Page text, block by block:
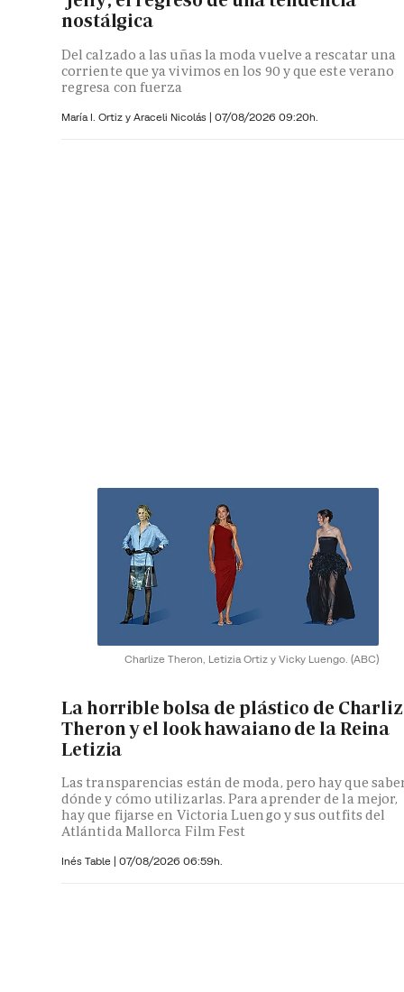
nostálgica
Del calzado a las uñas la moda vuelve a rescatar una
corriente que ya vivimos en los 90 y que este verano
regresa con fuerza
María I. Ortiz y Araceli Nicolás | 07/08/2026 09:20h.
Charlize Theron, Letizia Ortiz y Vicky Luengo. (ABC)
La horrible bolsa de plástico de
Theron y el look hawaiano de la Reina
Letizia
Las transparencias están de moda, pero hay que
dónde y cómo utilizarlas. Para aprender de la mejor,
hay que fijarse en Victoria Luengo y sus outfits del
Atlántida Mallorca Film Fest
Inés Table | 07/08/2026 06:59h.